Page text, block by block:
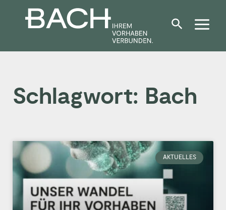
Schlagwort: Bach
AKTUELLES